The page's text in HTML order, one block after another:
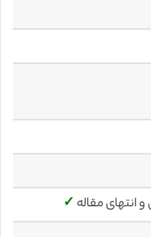
انتهای مقاله ✓